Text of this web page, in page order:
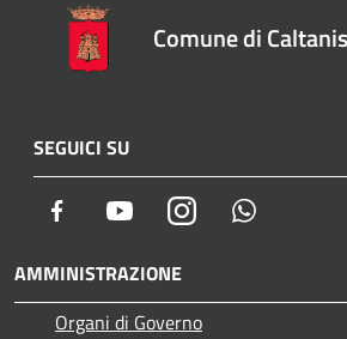
Comune di
SEGUICI SU
Facebook YoutubeInstagram
AMMINISTRAZIONE
Organi di Governo